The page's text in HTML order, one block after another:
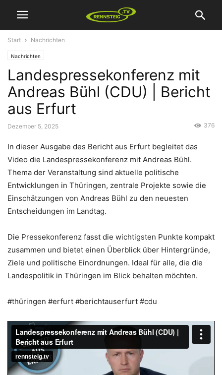
Start Nachrichten
Nachrichten
Landespressekonferenz mit
Andreas Bühl (CDU) | Bericht
aus Erfurt
Dezember 5, 2025 376
In dieser Ausgabe des Bericht aus Erfurt begleitet das
Video die Landespressekonferenz mit Andreas Bühl.
Thema der Veranstaltung sind aktuelle politische
Entwicklungen in Thüringen, zentrale Projekte sowie die
Einschätzungen von Andreas Bühl zu den neuesten
Entscheidungen im Landtag.
Die Pressekonferenz fasst die wichtigsten Punkte kompakt
zusammen und bietet einen Überblick über Hintergründe,
Ziele und politische Einordnungen. Ideal für alle, die die
Landespolitik in Thüringen im Blick behalten möchten.
#thüringen #erfurt #berichtauserfurt #cdu